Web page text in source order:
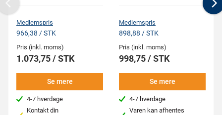
Medlemspris
966,38 / STK
Pris (inkl. moms)
1.073,75 / STK
Se mere
4-7 hverdage
Kontakt din
Medlemspris
898,88 / STK
Pris (inkl. moms)
998,75 / STK
Se mere
4-7 hverdage
Varen kan afhentes
Previous